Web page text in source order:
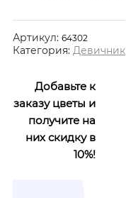
Артикул: 64302
Категория: Девичник
Добавьте к
заказу цветы и
получите на
них скидку в
10%!